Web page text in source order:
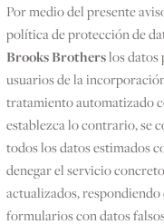
Por medio del presente
política de protección de
Brooks Brotherslos datos
usuarios de la
tratamiento automatizado
establezca lo contrario, se
todos los datos estimados
denegar el servicio
actualizados,
formularios con datos